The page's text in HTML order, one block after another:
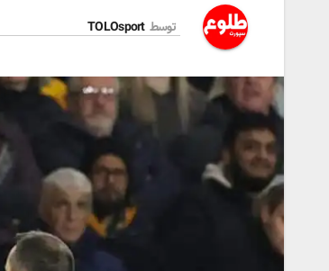
توسط TOLOsport